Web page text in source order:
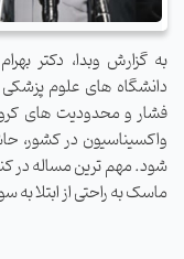
به گزارش وبدا، دکتر
دانشگاه های علوم
فشار و محدودیت های
واکسیناسیون در کشور،
شود. مهم ترین مساله در
ماسک به راحتی از ابتلا